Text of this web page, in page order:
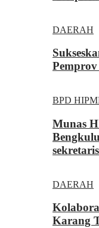
DAERAH
BPD
Munas
DAERAH
Karang